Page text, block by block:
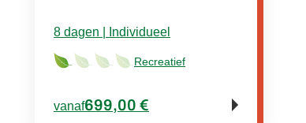
Recreatief
8 dagen | Individueel
vanaf699,00 €